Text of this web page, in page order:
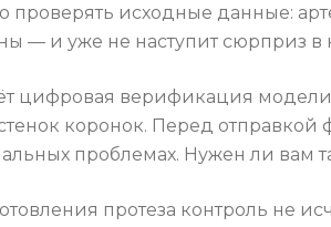
проверять исходные данные:
— и уже не наступит сюрприз в
цифровая верификация
коронок. Перед отправкой
проблемах. Нужен ли вам
протеза контроль не